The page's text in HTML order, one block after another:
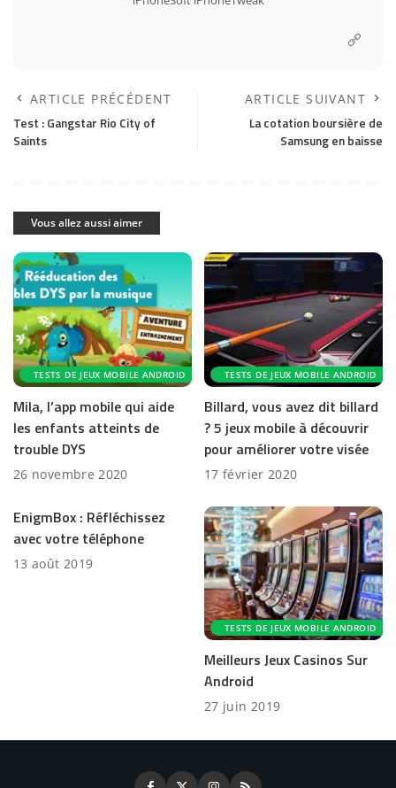
ARTICLE PRÉCÉDENT
Test : Gangstar Rio City of
Saints
ARTICLE SUIVANT
La cotation boursière de
Samsung en baisse
Vous allez aussi aimer
TESTS DE JEUX MOBILE ANDROID
Mila, l’app mobile qui aide
les enfants atteints de
trouble DYS
26 novembre 2020
TESTS DE JEUX MOBILE ANDROID
Billard, vous avez dit billard
? 5 jeux mobile à découvrir
pour améliorer votre visée
17 février 2020
EnigmBox : Réfléchissez
avec votre téléphone
13 août 2019
TESTS DE JEUX MOBILE ANDROID
Meilleurs Jeux Casinos Sur
Android
27 juin 2019